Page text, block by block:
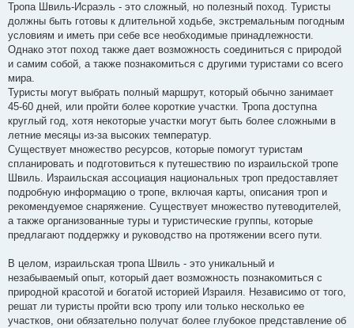
Тропа Швиль-Исраэль - это сложный, но полезный поход. Туристы
должны быть готовы к длительной ходьбе, экстремальным погодным
условиям и иметь при себе все необходимые принадлежности.
Однако этот поход также дает возможность соединиться с природой
и самим собой, а также познакомиться с другими туристами со всего
мира.
Туристы могут выбрать полный маршрут, который обычно занимает
45-60 дней, или пройти более короткие участки. Тропа доступна
круглый год, хотя некоторые участки могут быть более сложными в
летние месяцы из-за высоких температур.
Существует множество ресурсов, которые помогут туристам
спланировать и подготовиться к путешествию по израильской тропе
Швиль. Израильская ассоциация национальных троп предоставляет
подробную информацию о тропе, включая карты, описания троп и
рекомендуемое снаряжение. Существует множество путеводителей,
а также организованные туры и туристические группы, которые
предлагают поддержку и руководство на протяжении всего пути.
В целом, израильская тропа Швиль - это уникальный и
незабываемый опыт, который дает возможность познакомиться с
природной красотой и богатой историей Израиля. Независимо от того,
решат ли туристы пройти всю тропу или только несколько ее
участков, они обязательно получат более глубокое представление об